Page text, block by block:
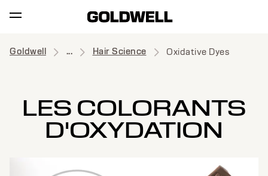
Goldwell ... Hair Science Oxidative Dyes
LES COLORANTS
D'OXYDATION